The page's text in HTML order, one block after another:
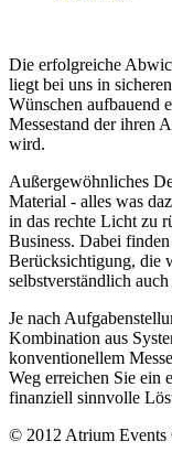
Die erfolgreiche
liegt bei uns in
Wünschen aufbauend
Messestand der ihren
wird.
Außergewöhnliches
Material - alles was
in das rechte Licht zu
Business. Dabei
Berücksichtigung, die
selbstverständlich
Je nach
Kombination aus
konventionellem
Weg erreichen Sie ein
finanziell sinnvolle
© 2012 Atrium Events